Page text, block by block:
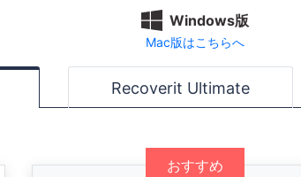
詳しくは >
Windows版
Mac版はこちらへ
Recoverit Ultimate
おすすめ